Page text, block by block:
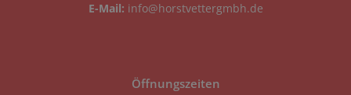
E-Mail: info@horstvettergmbh.de
Öffnungszeiten